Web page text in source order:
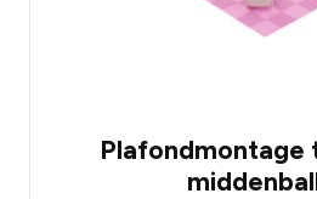
passen (meerprijs)
Plafondmontage